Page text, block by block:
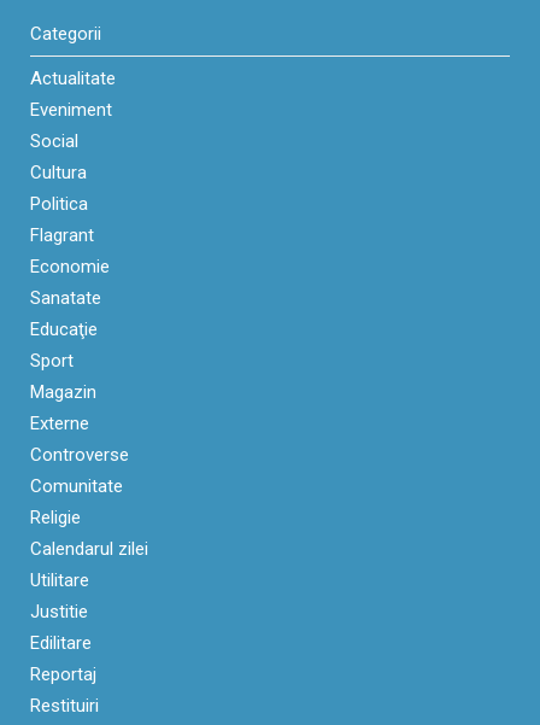
Categorii
Actualitate
Eveniment
Social
Cultura
Politica
Flagrant
Economie
Sanatate
Educaţie
Sport
Magazin
Externe
Controverse
Comunitate
Religie
Calendarul zilei
Utilitare
Justitie
Edilitare
Reportaj
Restituiri